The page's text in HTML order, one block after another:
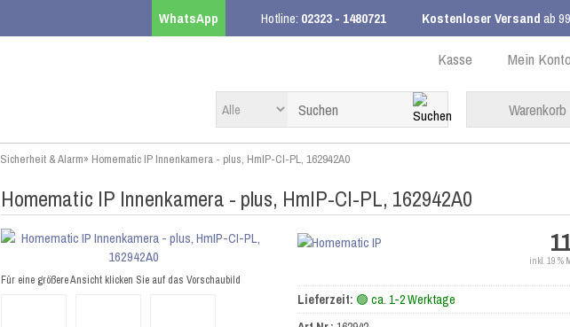
WhatsApp Hotline: 02323 - 1480721 Kostenloser Versandab
Mein Konto
Kasse
Warenkorb
Sicherheit & Alarm» Homematic IP Innenkamera - plus, HmIP-CI-PL, 162942A0
Homematic IP Innenkamera - plus, HmIP-CI-PL, 162942A0
Für eine größere Ansicht klicken Sie auf das Vorschaubild
inkl. 19 %
Lieferzeit: 🟢 ca. 1-2 Werktage